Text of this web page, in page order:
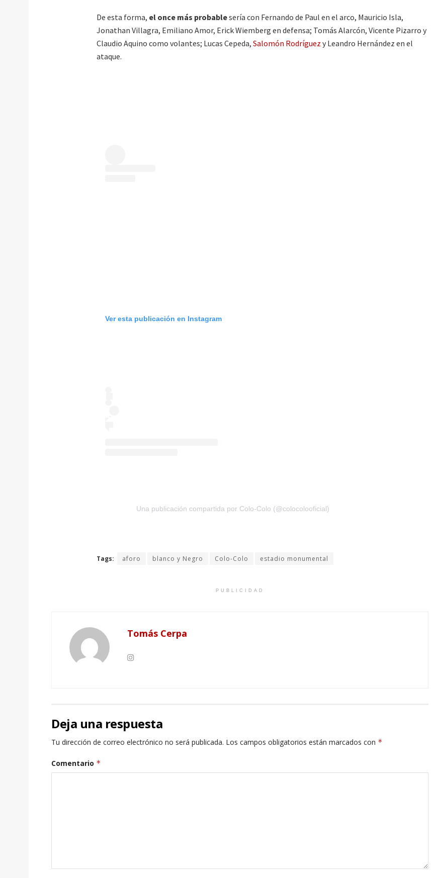
De esta forma, el once más probablesería con Fernando de Paul en el arco, Mauricio Isla,
Jonathan Villagra, Emiliano Amor, Erick Wiemberg en defensa; Tomás Alarcón, Vicente Pizarro y
Claudio Aquino como volantes; Lucas Cepeda, Salomón Rodríguez y Leandro Hernández en el
ataque.
Ver esta publicación en Instagram
Una publicación compartida por Colo-Colo (@colocolooficial)
Tags: aforo blanco y Negro Colo-Colo estadio monumental
PUBLICIDAD
Tomás Cerpa
Deja una respuesta
Tu dirección de correo electrónico no será publicada. Los campos obligatorios están marcados con *
Comentario *